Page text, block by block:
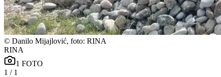
© Danilo Mijajlović, foto: RINA
RINA
1 FOTO
1 / 1